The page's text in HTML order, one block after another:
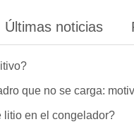
Últimas noticias
que no se carga:
litio en el congelador?